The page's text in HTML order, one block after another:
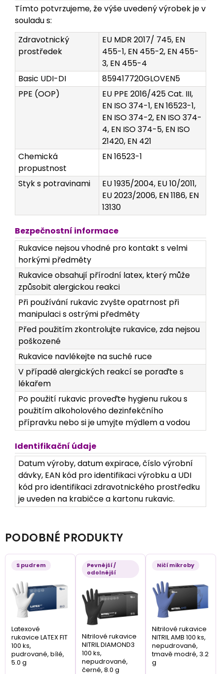
Tímto potvrzujeme, že výše uvedený výrobek je v
souladu s:
Zdravotnický
prostředek
EU MDR 2017/ 745, EN
455-1, EN 455-2, EN 455-
3, EN 455-4
Basic UDI-DI
859417720GLOVEN5
PPE (OOP)
EU PPE 2016/425 Cat. III,
EN ISO 374-1, EN 16523-1,
EN ISO 374-2, EN ISO 374-
4, EN ISO 374-5, EN ISO
21420, EN 421
Chemická
propustnost
EN 16523-1
Styk s potravinami
EU 1935/2004, EU 10/2011,
EU 2023/2006, EN 1186, EN
13130
Bezpečnostní informace
Rukavice nejsou vhodné pro kontakt s velmi
horkými předměty
Rukavice obsahují přírodní latex, který může
způsobit alergickou reakci
Při používání rukavic zvyšte opatrnost při
manipulaci s ostrými předměty
Před použitím zkontrolujte rukavice, zda nejsou
poškozené
Rukavice navlékejte na suché ruce
V případě alergických reakcí se poraďte s
lékařem
Po použití rukavic proveďte hygienu rukou s
použitím alkoholového dezinfekčního
přípravku nebo si je umyjte mýdlem a vodou
Identifikační údaje
Datum výroby, datum expirace, číslo výrobní
dávky, EAN kód pro identifikaci výrobku a UDI
kód pro identifikaci zdravotnického prostředku
je uveden na krabičce a kartonu rukavic.
PODOBNÉ PRODUKTY
S pudrem
Latexové
rukavice LATEX FIT
100 ks,
pudrované, bílé,
5.0 g
Pevnější /
odolnější
Nitrilové rukavice
NITRIL DIAMOND3
100 ks,
nepudrované,
černé, 8.0 g
Ničí mikroby
Nitrilové rukavice
NITRIL AMB 100 ks,
nepudrované,
tmavě modré, 3.2
g